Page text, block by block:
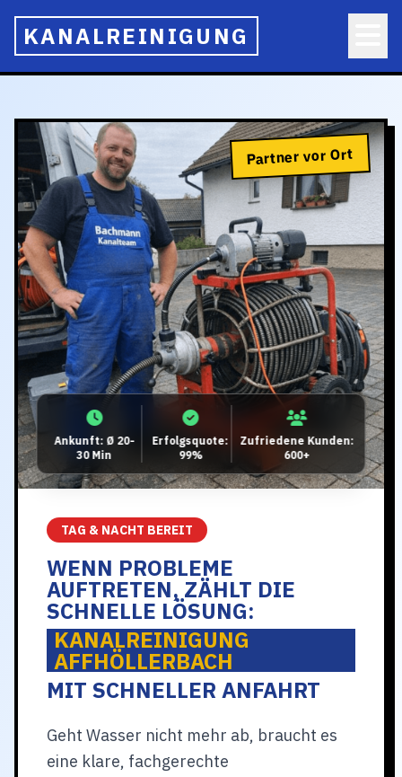
KANALREINIGUNG
Partner vor Ort
Ankunft: Ø 20-
30 Min
Erfolgsquote:
99%
Zufriedene Kunden:
600+
TAG & NACHT BEREIT
WENN PROBLEME
AUFTRETEN, ZÄHLT DIE
SCHNELLE LÖSUNG:
KANALREINIGUNG
AFFHÖLLERBACH
MIT SCHNELLER ANFAHRT
Geht Wasser nicht mehr ab, braucht es
eine klare, fachgerechte